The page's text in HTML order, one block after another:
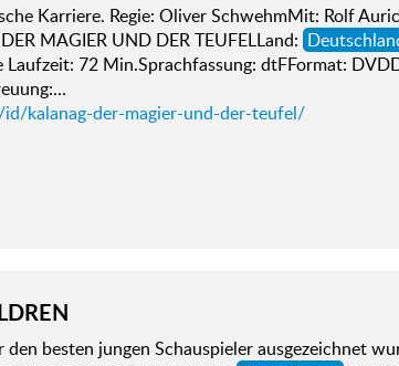
Karriere. Regie: Oliver SchwehmMit: Rolf
MAGIER UND DER TEUFELLand:
Laufzeit: 72 Min.Sprachfassung: dtFFormat:
kalanag-der-magier-und-der-teufel/
besten jungen Schauspieler ausgezeichnet